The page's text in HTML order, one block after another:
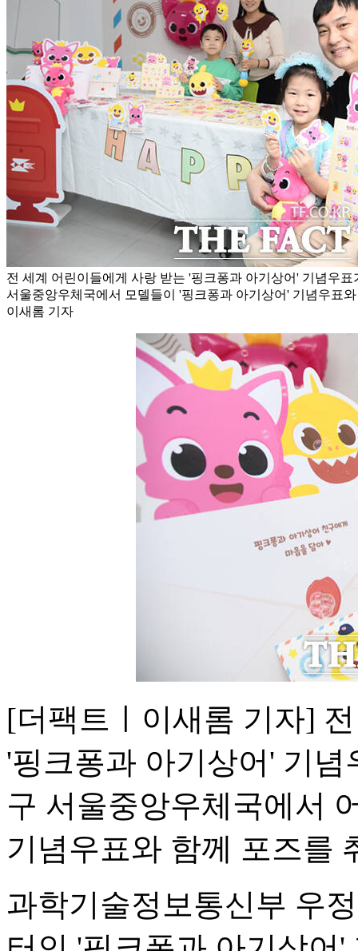
전 세계 어린이들에게 사랑 받는 '핑크퐁과 아기상어' 기념우
서울중앙우체국에서 모델들이 '핑크퐁과 아기상어' 기념우표
이새롬 기자
[더팩트ㅣ이새롬 기자]
'핑크퐁과 아기상어' 기
구 서울중앙우체국에서
기념우표와 함께 포즈를
과학기술정보통신부 우